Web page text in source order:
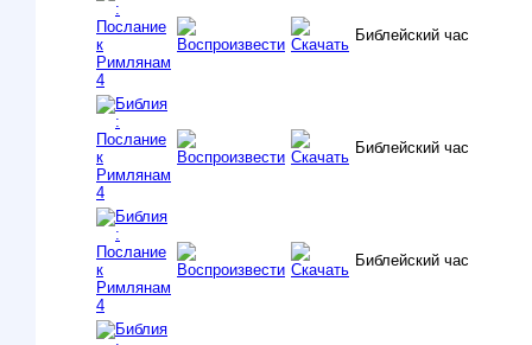
Библейский час
Библейский час
Библейский час